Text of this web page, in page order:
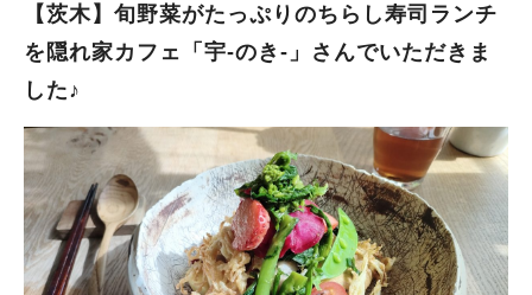
【茨木】旬野菜がたっぷりのちらし寿司ランチ
を隠れ家カフェ「宇-のき-」さんでいただきま
した♪